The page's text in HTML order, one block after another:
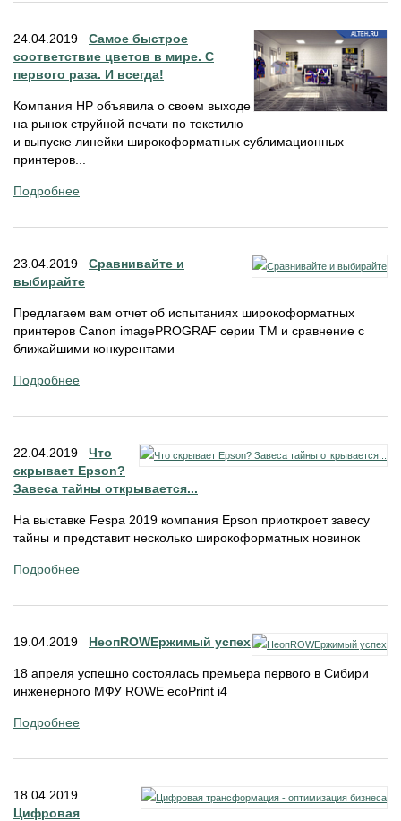
24.04.2019 Самое быстрое
соответствие цветов в мире. С
первого раза. И всегда!
Компания HP объявила о своем выходе
на рынок струйной печати по текстилю
и выпуске линейки широкоформатных сублимационных
принтеров...
Подробнее
23.04.2019 Сравнивайте и
выбирайте
Предлагаем вам отчет об испытаниях широкоформатных
принтеров Canon imagePROGRAF серии TM и сравнение с
ближайшими конкурентами
Подробнее
22.04.2019 Что
скрывает Epson?
Завеса тайны открывается...
На выставке Fespa 2019 компания Epson приоткроет завесу
тайны и представит несколько широкоформатных новинок
Подробнее
19.04.2019 НеопROWEржимый успех
18 апреля успешно состоялась премьера первого в Сибири
инженерного МФУ ROWE ecoPrint i4
Подробнее
18.04.2019
Цифровая